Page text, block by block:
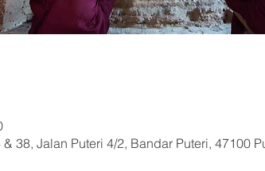
38, Jalan Puteri 4/2, Bandar Puteri, 47100